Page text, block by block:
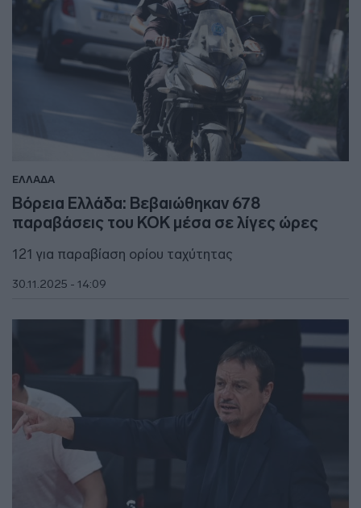
ΕΛΛΑΔΑ
Βόρεια Ελλάδα: Βεβαιώθηκαν 678
παραβάσεις του ΚΟΚ μέσα σε λίγες ώρες
121 για παραβίαση ορίου ταχύτητας
30.11.2025 - 14:09